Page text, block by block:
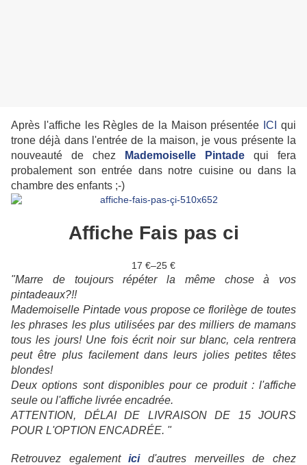
Après l'affiche les Règles de la Maison présentée ICIqui
trone déjà dans l'entrée de la maison, je vous présente la
nouveauté de chez
Mademoiselle Pintade qui fera
probalement son entrée dans notre cuisine ou dans la
chambre des enfants ;-)
Affiche Fais pas ci
17 €–25 €
"Marre de toujours répéter la même chose à vos
pintadeaux?!!
Mademoiselle Pintade vous propose ce florilège de toutes
les phrases les plus utilisées par des milliers de mamans
tous les jours! Une fois écrit noir sur blanc, cela rentrera
peut être plus facilement dans leurs jolies petites têtes
blondes!
Deux options sont disponibles pour ce produit : l'affiche
seule ou l'affiche livrée encadrée.
ATTENTION, DÉLAI DE LIVRAISON DE 15 JOURS
POUR L'OPTION ENCADRÉE. "
Retrouvez egalementici
d'autres merveilles de chez